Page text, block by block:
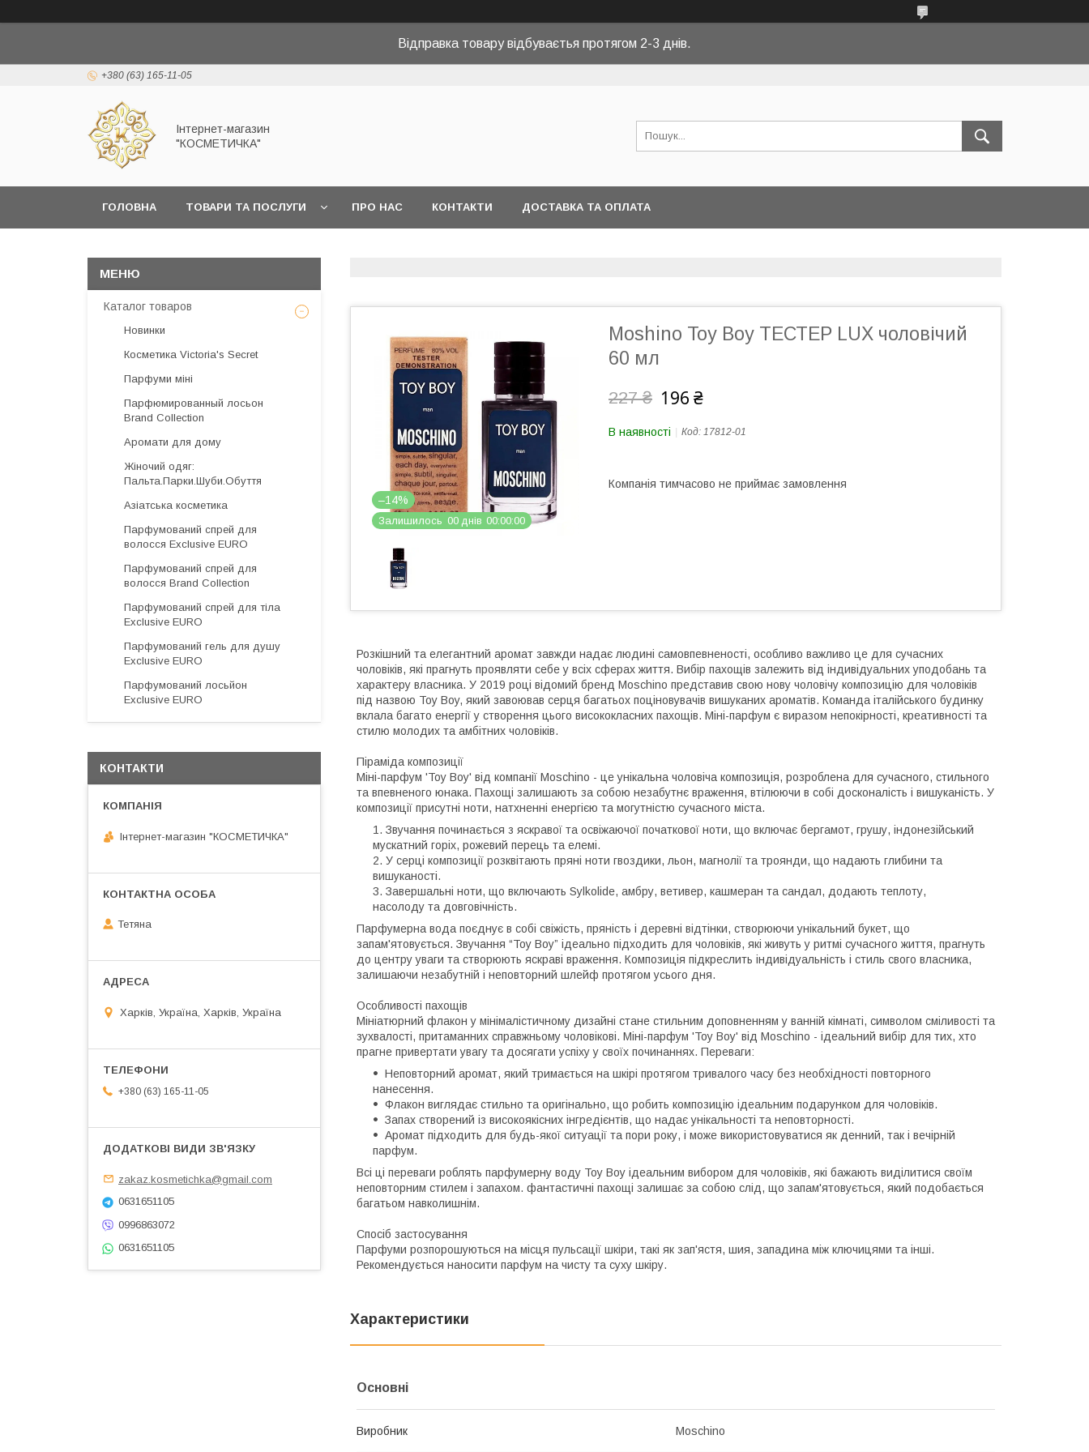
Відправка товару відбуваєтья протягом 2-3 днів.
+380 (63) 165-11-05
Інтернет-магазин
"КОСМЕТИЧКА"
ГОЛОВНА ТОВАРИ ТА ПОСЛУГИ ПРО НАС КОНТАКТИ ДОСТАВКА ТА ОПЛАТА
–14%
Залишилось 00 днів 00 00 00
Moshino Toy Boy ТЕСТЕР LUX чоловічий
60 мл
227 ₴ 196 ₴
В наявності Код: 17812-01
Компанія тимчасово не приймає замовлення
Розкішний та елегантний аромат завжди надає людині самовпевненості, особливо важливо це для сучасних
чоловіків, які прагнуть проявляти себе у всіх сферах життя. Вибір пахощів залежить від індивідуальних уподобань та
характеру власника. У 2019 році відомий бренд Moschino представив свою нову чоловічу композицію для чоловіків
під назвою Toy Boy, який завоював серця багатьох поціновувачів вишуканих ароматів. Команда італійського будинку
вклала багато енергії у створення цього висококласних пахощів. Міні-парфум є виразом непокірності, креативності та
стилю молодих та амбітних чоловіків.
Піраміда композиції
Міні-парфум 'Toy Boy' від компанії Moschino - це унікальна чоловіча композиція, розроблена для сучасного, стильного
та впевненого юнака. Пахощі залишають за собою незабутнє враження, втілюючи в собі досконалість і вишуканість. У
композиції присутні ноти, натхненні енергією та могутністю сучасного міста.
Звучання починається з яскравої та освіжаючої початкової ноти, що включає бергамот, грушу, індонезійський
мускатний горіх, рожевий перець та елемі.
У серці композиції розквітають пряні ноти гвоздики, льон, магнолії та троянди, що надають глибини та
вишуканості.
Завершальні ноти, що включають Sylkolide, амбру, ветивер, кашмеран та сандал, додають теплоту,
насолоду та довговічність.
Парфумерна вода поєднує в собі свіжість, пряність і деревні відтінки, створюючи унікальний букет, що
запам'ятовується. Звучання “Toy Boy” ідеально підходить для чоловіків, які живуть у ритмі сучасного життя, прагнуть
до центру уваги та створюють яскраві враження. Композиція підкреслить індивідуальність і стиль свого власника,
залишаючи незабутній і неповторний шлейф протягом усього дня.
Особливості пахощів
Мініатюрний флакон у мінімалістичному дизайні стане стильним доповненням у ванній кімнаті, символом сміливості та
зухвалості, притаманних справжньому чоловікові. Міні-парфум 'Toy Boy' від Moschino - ідеальний вибір для тих, хто
прагне привертати увагу та досягати успіху у своїх починаннях. Переваги:
Неповторний аромат, який тримається на шкірі протягом тривалого часу без необхідності повторного
нанесення.
Флакон виглядає стильно та оригінально, що робить композицію ідеальним подарунком для чоловіків.
Запах створений із високоякісних інгредієнтів, що надає унікальності та неповторності.
Аромат підходить для будь-якої ситуації та пори року, і може використовуватися як денний, так і вечірній
парфум.
Всі ці переваги роблять парфумерну воду Toy Boy ідеальним вибором для чоловіків, які бажають виділитися своїм
неповторним стилем і запахом. фантастичні пахощі залишає за собою слід, що запам'ятовується, який подобається
багатьом навколишнім.
Спосіб застосування
Парфуми розпорошуються на місця пульсації шкіри, такі як зап'ястя, шия, западина між ключицями та інші.
Рекомендується наносити парфум на чисту та суху шкіру.
Характеристики
Основні
Виробник Moschino
Каталог товаров
Новинки
Косметика Victoria's Secret
Парфуми міні
Парфюмированный лосьон
Brand Collection
Аромати для дому
Жіночий одяг:
Пальта.Парки.Шуби.Обуття
Азіатська косметика
Парфумований спрей для
волосся Exclusive EURO
Парфумований спрей для
волосся Brand Collection
Парфумований спрей для тіла
Exclusive EURO
Парфумований гель для душу
Exclusive EURO
Парфумований лосьйон
Exclusive EURO
КОНТАКТИ
Інтернет-магазин "КОСМЕТИЧКА"
Тетяна
Харків, Україна, Харків, Україна
+380 (63) 165-11-05
zakaz.kosmetichka@gmail.com
0631651105
0996863072
0631651105